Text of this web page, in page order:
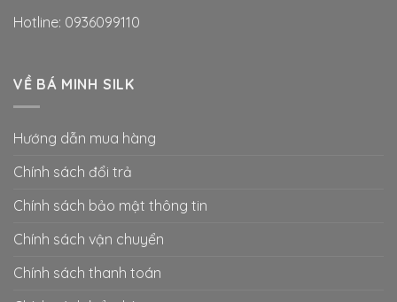
Hotline: 0936099110
VỀ BÁ MINH SILK
Hướng dẫn mua hàng
Chính sách đổi trả
Chính sách bảo mật thông tin
Chính sách vận chuyển
Chính sách thanh toán